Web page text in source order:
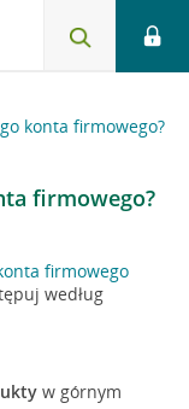
konta firmowego?
firmowego?
firmowego
według
w górnym